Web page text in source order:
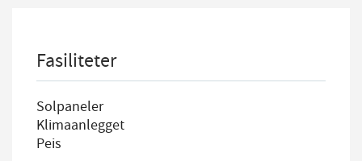
Fasiliteter
Solpaneler
Klimaanlegget
Peis